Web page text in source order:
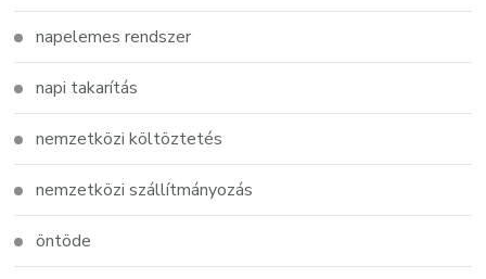
napelemes rendszer
napi takarítás
nemzetközi költöztetés
nemzetközi szállítmányozás
öntöde